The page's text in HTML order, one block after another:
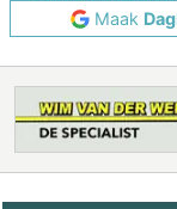
Maak